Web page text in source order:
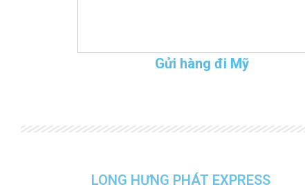
Gửi hàng đi Mỹ
LONG HƯNG PHÁT EXPRESS